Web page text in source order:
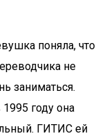
поняла, что
не
заниматься.
году она
ГИТИС ей